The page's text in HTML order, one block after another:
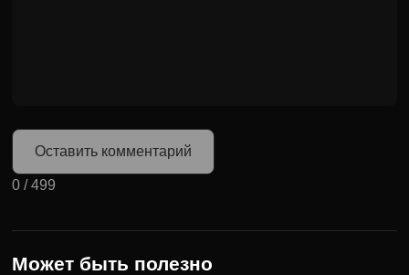
Оставить комментарий
0 /499
Может быть полезно